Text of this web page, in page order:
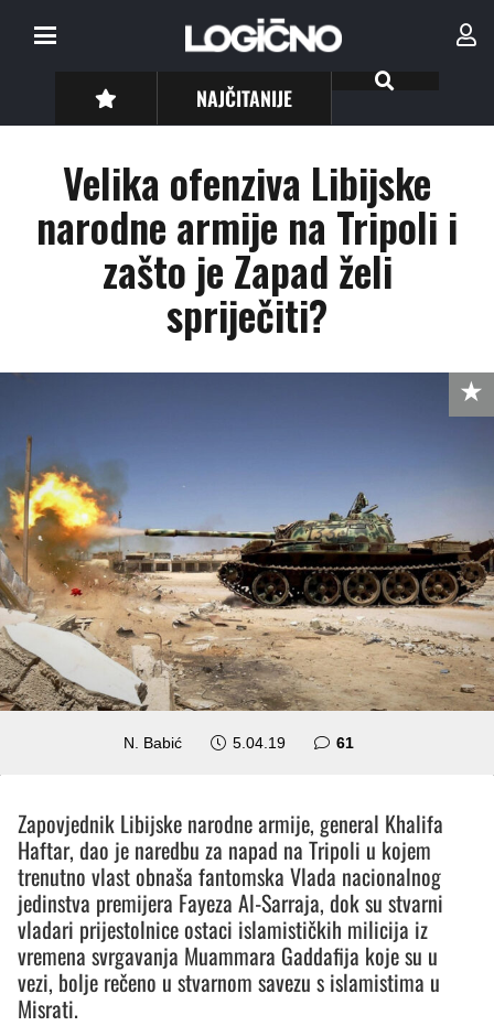
NAJČITANIJE
Velika ofenziva Libijske
narodne armije na Tripoli i
zašto je Zapad želi
spriječiti?
N. Babić 5.04.19 61
Zapovjednik Libijske narodne armije, general Khalifa
Haftar, dao je naredbu za napad na Tripoli u kojem
trenutno vlast obnaša fantomska Vlada nacionalnog
jedinstva premijera Fayeza Al-Sarraja, dok su stvarni
vladari prijestolnice ostaci islamističkih milicija iz
vremena svrgavanja Muammara Gaddafija koje su u
vezi, bolje rečeno u stvarnom savezu s islamistima u
Misrati.